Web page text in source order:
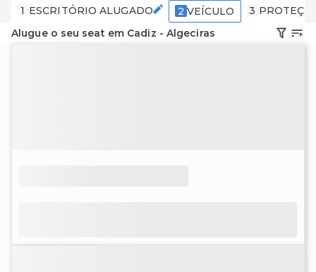
1 ESCRITÓRIO ALUGADO 2 VEÍCULO 3
Alugue o seu seat em Cadiz - Algeciras